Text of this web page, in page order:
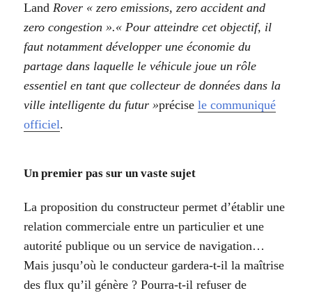
Land Rover « zero emissions, zero accident and
zero congestion ».« Pour atteindre cet objectif, il
faut notamment développer une économie du
partage dans laquelle le véhicule joue un rôle
essentiel en tant que collecteur de données dans la
ville intelligente du futur »précise le communiqué
officiel.
Un premier pas sur un vaste sujet
La proposition du constructeur permet d’établir une
relation commerciale entre un particulier et une
autorité publique ou un service de navigation…
Mais jusqu’où le conducteur gardera-t-il la maîtrise
des flux qu’il génère ? Pourra-t-il refuser de